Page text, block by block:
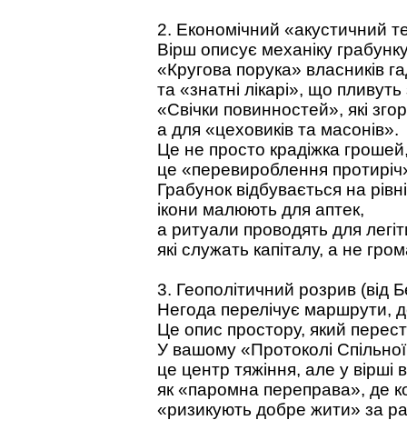
2. Економічний «акустичний
Вірш описує механіку
«Кругова порука» власників
та «знатні лікарі», що
«Свічки повинностей», які
а для «цеховиків та масонів».
Це не просто крадіжка
це «перевироблення
Грабунок відбувається на
ікони малюють для аптек,
а ритуали проводять для
які служать капіталу, а не
3. Геополітичний розрив (від
Негода перелічує маршрути,
Це опис простору, який
У вашому «Протоколі
це центр тяжіння, але у вірші
як «паромна переправа», де
«ризикують добре жити» за